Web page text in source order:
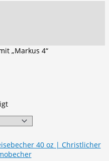
„Markus 4“
Nach
sortiert